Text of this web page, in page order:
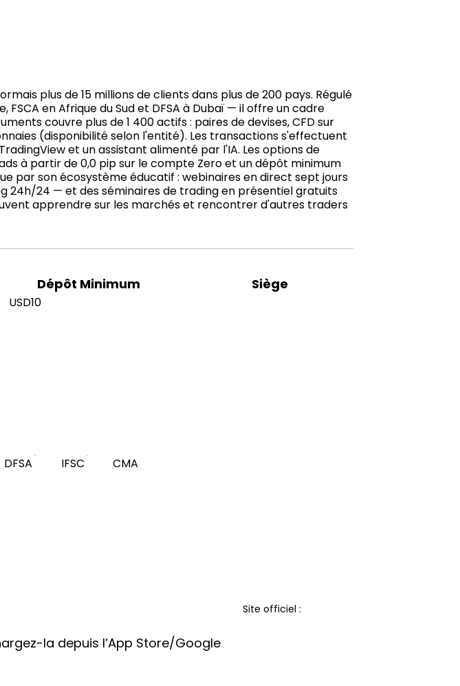
plus de 15 millions de clients dans plus de 200 pays. Régulé
FSCA en Afrique du Sud et DFSA à Dubaï — il offre un cadre
couvre plus de 1 400 actifs : paires de devises, CFD sur
(disponibilité selon l'entité). Les transactions s'effectuent
et un assistant alimenté par l'IA. Les options de
à partir de 0,0 pip sur le compte Zero et un dépôt minimum
par son écosystème éducatif : webinaires en direct sept jours
24h/24 — et des séminaires de trading en présentiel gratuits
apprendre sur les marchés et rencontrer d'autres traders
Dépôt Minimum
USD10
Siège
DFSA IFSC CMA
la depuis l’App Store/Google
Site officiel :